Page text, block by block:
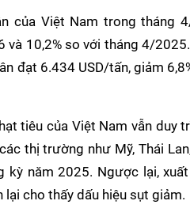
của Việt Nam trong tháng
10,2% so với tháng 4/
đạt 6.434 USD/tấn, giảm
tiêu của Việt Nam vẫn duy
thị trường như Mỹ, Thái
kỳ năm 2025. Ngược lại,
cho thấy dấu hiệu sụt giảm.